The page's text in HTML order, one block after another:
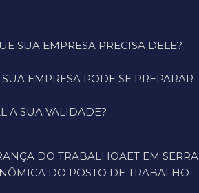
SUA EMPRESA PRECISA DELE?
EMPRESA PODE SE PREPARAR
A SUA VALIDADE?
DO TRABALHO
AET EM SERRA
DO POSTO DE TRABALHO